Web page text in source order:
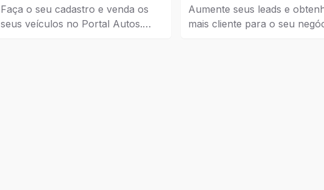
Faça o seu cadastro e venda os
seus veículos no Portal Autos.
seu negócio
Aumente seus leads e
mais cliente para o seu